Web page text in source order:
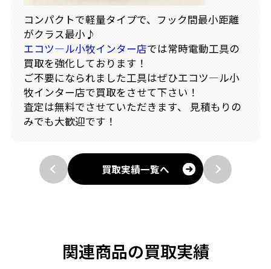
コンパクトで軽量タイプで、フック間最小距離
がクラス最小♪
エコツ―ル小牧インター店では常時電動工具の
買取を強化しております！
ご不要になられました工具はぜひエコツ―ル小
牧インター店で買取をさせて下さい！
査定は無料でさせていただきます、 見積もりの
みでも大歓迎です！
買取実績一覧へ
関連商品の買取実績